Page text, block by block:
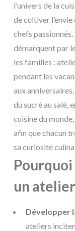
l’univers de la
de cultiver
chefs
démarquent par
les familles :
pendant les
aux
du sucré au salé,
cuisine du
afin que chacun
sa curiosité
un
Développer
ateliers